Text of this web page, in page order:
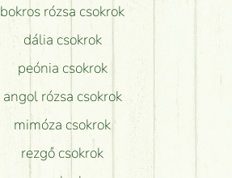
bokros rózsa csokrok
dália csokrok
peónia csokrok
angol rózsa csokrok
mimóza csokrok
rezgő csokrok